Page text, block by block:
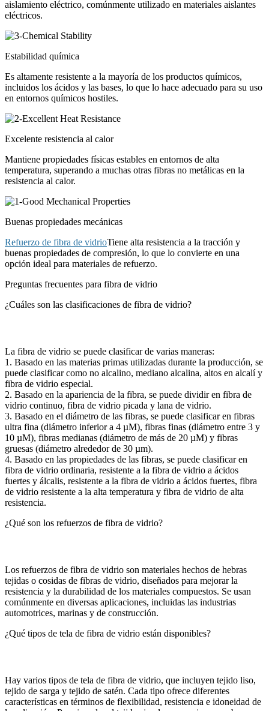
aislamiento eléctrico, comúnmente utilizado en materiales aislantes
eléctricos.
Estabilidad química
Es altamente resistente a la mayoría de los productos químicos,
incluidos los ácidos y las bases, lo que lo hace adecuado para su uso
en entornos químicos hostiles.
Excelente resistencia al calor
Mantiene propiedades físicas estables en entornos de alta
temperatura, superando a muchas otras fibras no metálicas en la
resistencia al calor.
Buenas propiedades mecánicas
Refuerzo de fibra de vidrioTiene alta resistencia a la tracción y
buenas propiedades de compresión, lo que lo convierte en una
opción ideal para materiales de refuerzo.
Preguntas frecuentes para fibra de vidrio
¿Cuáles son las clasificaciones de fibra de vidrio?
La fibra de vidrio se puede clasificar de varias maneras:
1. Basado en las materias primas utilizadas durante la producción, se
puede clasificar como no alcalino, mediano alcalina, altos en alcalí y
fibra de vidrio especial.
2. Basado en la apariencia de la fibra, se puede dividir en fibra de
vidrio continuo, fibra de vidrio picada y lana de vidrio.
3. Basado en el diámetro de las fibras, se puede clasificar en fibras
ultra fina (diámetro inferior a 4 µM), fibras finas (diámetro entre 3 y
10 µM), fibras medianas (diámetro de más de 20 µM) y fibras
gruesas (diámetro alrededor de 30 µm).
4. Basado en las propiedades de las fibras, se puede clasificar en
fibra de vidrio ordinaria, resistente a la fibra de vidrio a ácidos
fuertes y álcalis, resistente a la fibra de vidrio a ácidos fuertes, fibra
de vidrio resistente a la alta temperatura y fibra de vidrio de alta
resistencia.
¿Qué son los refuerzos de fibra de vidrio?
Los refuerzos de fibra de vidrio son materiales hechos de hebras
tejidas o cosidas de fibras de vidrio, diseñados para mejorar la
resistencia y la durabilidad de los materiales compuestos. Se usan
comúnmente en diversas aplicaciones, incluidas las industrias
automotrices, marinas y de construcción.
¿Qué tipos de tela de fibra de vidrio están disponibles?
Hay varios tipos de tela de fibra de vidrio, que incluyen tejido liso,
tejido de sarga y tejido de satén. Cada tipo ofrece diferentes
características en términos de flexibilidad, resistencia e idoneidad de